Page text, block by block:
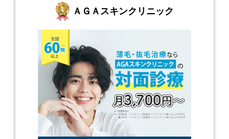
ＡＧＡスキンクリニック